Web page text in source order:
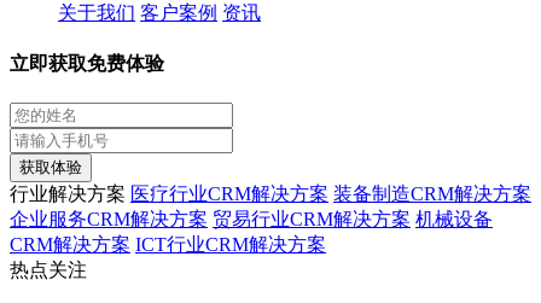
关于我们 客户案例 资讯
立即获取免费体验
获取体验
行业解决方案 医疗行业CRM解决方案 装备制造CRM解决方案
企业服务CRM解决方案 贸易行业CRM解决方案 机械设备
CRM解决方案 ICT行业CRM解决方案
热点关注